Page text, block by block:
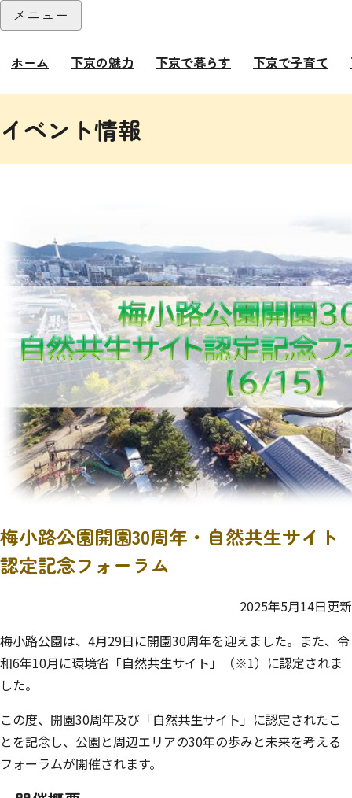
本文へ
メニュー
ホーム 下京の魅力 下京で暮らす 下京で子育て
イベント情報
梅小路公園開園30周年・自然共生サイト
認定記念フォーラム
2025年5月14日更新
梅小路公園は、4月29日に開園30周年を迎えました。また、令
和6年10月に環境省「自然共生サイト」（※1）に認定されま
した。
この度、開園30周年及び「自然共生サイト」に認定されたこ
とを記念し、公園と周辺エリアの30年の歩みと未来を考える
フォーラムが開催されます。